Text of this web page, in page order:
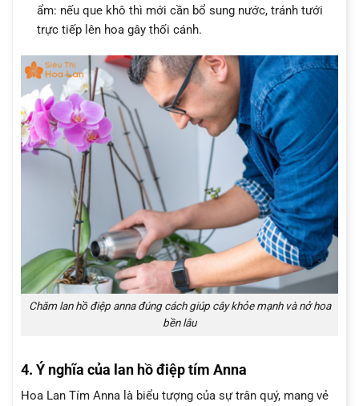
ẩm: nếu que khô thì mới cần bổ sung nước, tránh tưới
trực tiếp lên hoa gây thối cánh.
Chăm lan hồ điệp anna đúng cách giúp cây khỏe mạnh và nở hoa
bền lâu
4. Ý nghĩa của lan hồ điệp tím Anna
Hoa Lan Tím Anna là biểu tượng của sự trân quý, mang vẻ